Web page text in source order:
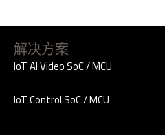
解决方案
IoT AI Video SoC / MCU
IoT Control SoC / MCU